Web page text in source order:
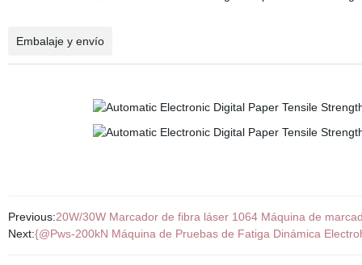
Embalaje y envío
Previous:20W/30W Marcador de fibra láser 1064 Máquina de
Next:{@Pws-200kN Máquina de Pruebas de Fatiga Dinámica